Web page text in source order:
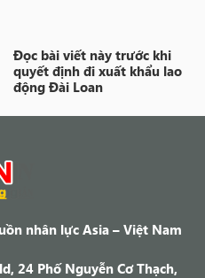
Đọc bài viết này trước khi
quyết định đi xuất khẩu lao
động Đài Loan
nhân lực Asia – Việt Nam
24 Phố Nguyễn Cơ Thạch,